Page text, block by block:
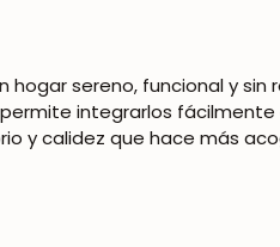
sereno, funcional y sin
integrarlos
y calidez que hace más
SUSCRIBIRME